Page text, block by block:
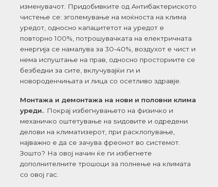
изменувачот. Придобивките од Антибактериското
чистење се: зголемување на моќноста на клима
уредот, односно капацитетот на уредот е
повторно 100%, потрошувачката на електричната
енергија се намалува за 30-40%, воздухот е чист и
нема испуштање на прав, односно просториите се
безбедни за сите, вклучувајќи ги и
новороденчињата и лица со осетливо здравје.
Монтажа и демонтажа на нови и половни клима
уреди.. Покрај избегнувањето на физичко и
механичко оштетување на ѕидовите и одредени
делови на климатизерот, при расклопување,
најважно е да се зачува фреонот во системот.
Зошто? На овој начин ќе ги избегнете
дополнителните трошоци за полнење на климата
со овој гас.